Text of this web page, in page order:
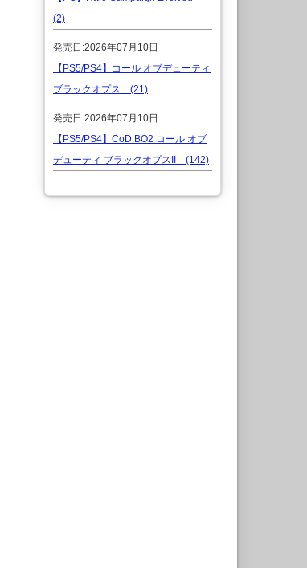
(2)
発売日:2026年07月10日
【PS5/PS4】コール オブデューティ
ブラックオプス (21)
発売日:2026年07月10日
【PS5/PS4】CoD:BO2 コール オブ
デューティ ブラックオプスII (142)